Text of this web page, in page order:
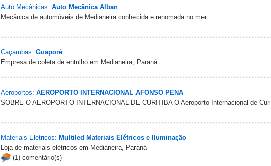
Auto Mecânicas: Auto Mecânica Alban
Mecânica de automóveis de Medianeira conhecida e renomada no mer
Caçambas: Guaporé
Empresa de coleta de entulho em Medianeira, Paraná
Aeroportos: AEROPORTO INTERNACIONAL AFONSO PENA
SOBRE O AEROPORTO INTERNACIONAL DE CURITIBA O Aeroporto Internacional de Curi
Materiais Elétricos: Multiled Materiais Elétricos e Iluminação
Loja de materiais elétricos em Medianeira, Paraná
(1) comentário(s)